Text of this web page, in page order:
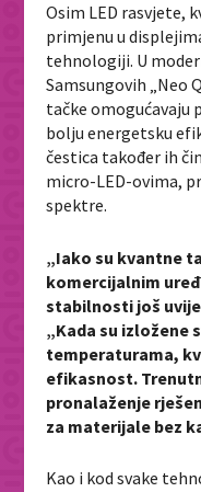
Osim LED rasvjete,
primjenu u
tehnologiji. U
Samsungovih „Neo
tačke omogućavaju
bolju energetsku
čestica također ih
micro-LED-ovima,
spektre.
„Iako su kvantne
komercijalnim
stabilnosti još
„Kada su izložene
temperaturama,
efikasnost.
pronalaženje
za materijale bez
Kao i kod svake